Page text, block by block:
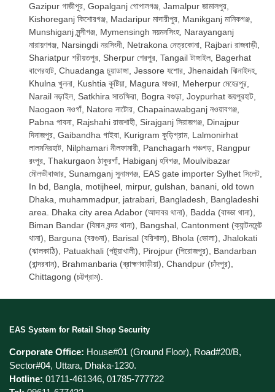
Gazipur গাজীপুর, Gopalganj গোপালগঞ্জ, Jamalpur জামালপুর,
Kishoreganj কিশোরগঞ্জ, Madaripur মাদারীপুর, Manikganj মানিকগঞ্জ,
Munshiganj মুন্সীগঞ্জ, Mymensingh ময়মনসিংহ, Narayanganj
নারায়ণগঞ্জ, Narsingdi নরসিংদী, Netrakona নেত্রকোনা, Rajbari রাজবাড়ী,
Shariatpur শরীয়তপুর, Sherpur শেরপুর, Tangail টাঙ্গাইল, Bagerhat
বাগেরহাট, Chuadanga চুয়াডাঙ্গা, Jessore যশোর, Jhenaidah ঝিনাইদহ,
Khulna খুলনা, Kushtia কুষ্টিয়া, Magura মাগুরা, Meherpur মেহেরপুর,
Narail নড়াইল, Satkhira সাতক্ষিরা, Bogra বগুড়া, Joypurhat জয়পুরহাট,
Naogaon নওগাঁ, Natore নাটোর, Chapainawabganj নওয়াবগঞ্জ,
Pabna পাবনা, Rajshahi রাজশাহী, Sirajganj সিরাজগঞ্জ, Dinajpur
দিনাজপুর, Gaibandha গাইবা, Kurigram কুড়িগ্রাম, Lalmonirhat
লালমনিরহাট, Nilphamari নীলফামারী, Panchagarh পঞ্চগড়, Rangpur
রংপুর, Thakurgaon ঠাকুরগাঁ, Habiganj হবিগঞ্জ, Moulvibazar
মৌলভীবাজার, Sunamganj সুনামগঞ্জ, EAS gate importer Sylhet সিলেট,
In bd, Bangla, motijheel, mirpur, gulshan, banani, old town
Dhaka, muhammadpur, jatrabari, Bangladesh, Bangladeshi
area. Dhaka city area Adabor (আদাবর থানা), Badda (বাড্ডা থানা),
Biman Bandar (বিমান বন্দর থানা), Bangshal, Cantonment (ক্যান্টনমেন্ট
থানা), Barguna (বরগুনা), Barisal (বরিশাল), Bhola (ভোলা), Jhalokati
(ঝালকাঠি), Patuakhali (পটুয়াখালী), Pirojpur (পিরোজপুর), Bandarban
(বান্দরবান), Brahmanbaria (ব্রাহ্মণবাড়ীয়া), Chandpur (চাঁদপুর),
Chittagong (চট্টগ্রাম).
EAS System for Retail Shop Security
Corporate Office: House#01 (Ground Floor), Road#20/B,
Sector#04, Uttara, Dhaka-1230.
Hotline: 01711-461346, 01785-777722